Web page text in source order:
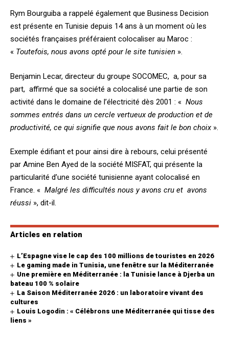
Rym Bourguiba a rappelé également que Business Decision
est présente en Tunisie depuis 14 ans à un moment où les
sociétés françaises préféraient colocaliser au Maroc :
« Toutefois, nous avons opté pour le site tunisien ».
Benjamin Lecar, directeur du groupe SOCOMEC, a, pour sa
part, affirmé que sa société a colocalisé une partie de son
activité dans le domaine de l’électricité dès 2001 : « Nous
sommes entrés dans un cercle vertueux de production et de
productivité, ce qui signifie que nous avons fait le bon choix ».
Exemple édifiant et pour ainsi dire à rebours, celui présenté
par Amine Ben Ayed de la société MISFAT, qui présente la
particularité d’une société tunisienne ayant colocalisé en
France. « Malgré les difficultés nous y avons cru et avons
réussi », dit-il.
Articles en relation
L’Espagne vise le cap des 100 millions de touristes en 2026
Le gaming made in Tunisia, une fenêtre sur la Méditerranée
Une première en Méditerranée : la Tunisie lance à Djerba un
bateau 100 % solaire
La Saison Méditerranée 2026 : un laboratoire vivant des
cultures
Louis Logodin : « Célébrons une Méditerranée qui tisse des
liens »